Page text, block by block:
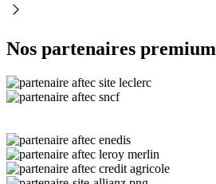
Nos partenaires premium